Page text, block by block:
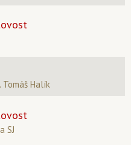
Halík
SJ